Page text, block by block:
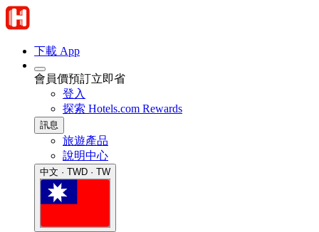
下載 App
會員價預訂立即省
登入
探索 Hotels.com Rewards
訊息
旅遊產品
說明中心
中文 · TWD · TW